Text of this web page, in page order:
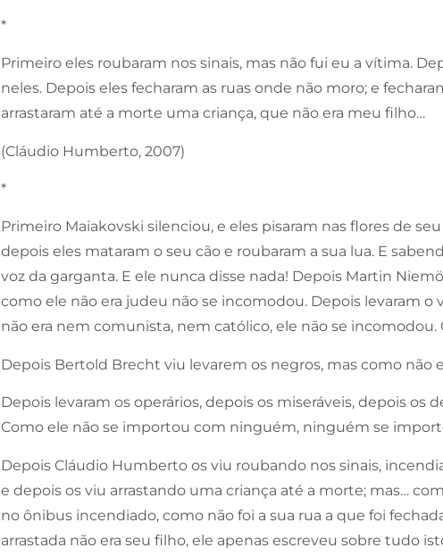
*
Primeiro eles roubaram nos sinais, mas não fui eu a vítima.
neles. Depois eles fecharam as ruas onde não moro; e
arrastaram até a morte uma criança, que não era meu filho…
(Cláudio Humberto, 2007)
*
Primeiro Maiakovski silenciou, e eles pisaram nas flores de
depois eles mataram o seu cão e roubaram a sua lua. E
voz da garganta. E ele nunca disse nada! Depois Martin
como ele não era judeu não se incomodou. Depois levaram
não era nem comunista, nem católico, ele não se
Depois Bertold Brecht viu levarem os negros, mas como não
Depois levaram os operários, depois os miseráveis, depois os
Como ele não se importou com ninguém, ninguém se
Depois Cláudio Humberto os viu roubando nos sinais,
e depois os viu arrastando uma criança até a morte; mas…
no ônibus incendiado, como não foi a sua rua a que foi
arrastada não era seu filho, ele apenas escreveu sobre tudo